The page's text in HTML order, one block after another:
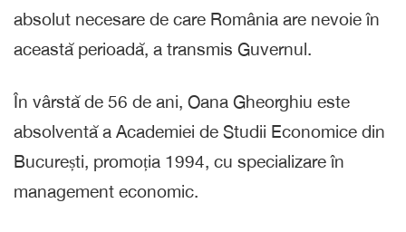
absolut necesare de care România are nevoie în
această perioadă, a transmis Guvernul.
În vârstă de 56 de ani, Oana Gheorghiu este
absolventă a Academiei de Studii Economice din
București, promoția 1994, cu specializare în
management economic.